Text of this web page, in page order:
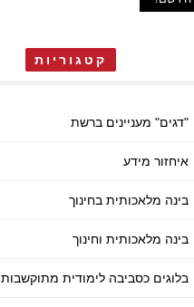
קטגוריות
"דגים" מעניינים ברשת
איחזור מידע
בינה מלאכותית בחינוך
בינה מלאכותית וחינוך
בלוגים כסביבה לימודית מתוקשבות